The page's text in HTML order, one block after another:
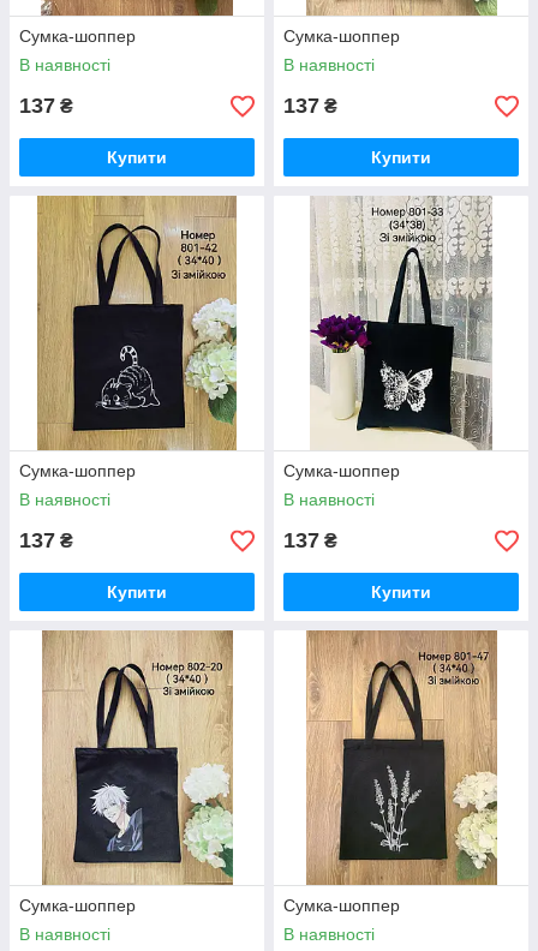
Сумка-шоппер
В наявності
137 ₴
Купити
Сумка-шоппер
В наявності
137 ₴
Купити
Сумка-шоппер
В наявності
137 ₴
Купити
Сумка-шоппер
В наявності
137 ₴
Купити
Сумка-шоппер
В наявності
Сумка-шоппер
В наявності